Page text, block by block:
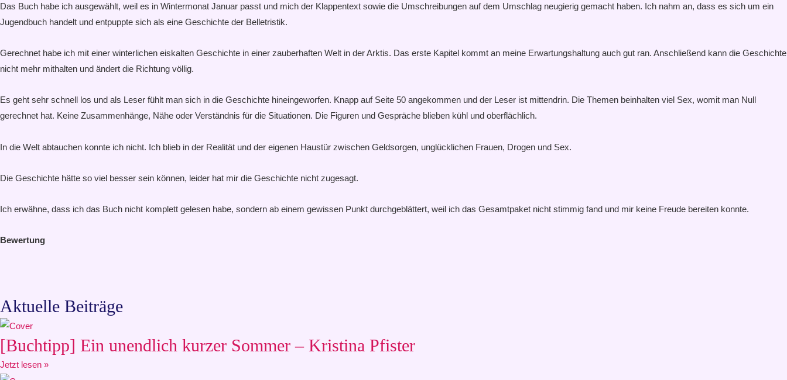
Das Buch habe ich ausgewählt, weil es in Wintermonat Januar passt und mich der Klappentext sowie die Umschreibungen auf dem Umschlag neugierig gemacht haben. Ich nahm an, dass es sich um ein
Jugendbuch handelt und entpuppte sich als eine Geschichte der Belletristik.
Gerechnet habe ich mit einer winterlichen eiskalten Geschichte in einer zauberhaften Welt in der Arktis. Das erste Kapitel kommt an meine Erwartungshaltung auch gut ran. Anschließend kann die Geschichte
nicht mehr mithalten und ändert die Richtung völlig.
Es geht sehr schnell los und als Leser fühlt man sich in die Geschichte hineingeworfen. Knapp auf Seite 50 angekommen und der Leser ist mittendrin. Die Themen beinhalten viel Sex, womit man Null
gerechnet hat. Keine Zusammenhänge, Nähe oder Verständnis für die Situationen. Die Figuren und Gespräche blieben kühl und oberflächlich.
In die Welt abtauchen konnte ich nicht. Ich blieb in der Realität und der eigenen Haustür zwischen Geldsorgen, unglücklichen Frauen, Drogen und Sex.
Die Geschichte hätte so viel besser sein können, leider hat mir die Geschichte nicht zugesagt.
Ich erwähne, dass ich das Buch nicht komplett gelesen habe, sondern ab einem gewissen Punkt durchgeblättert, weil ich das Gesamtpaket nicht stimmig fand und mir keine Freude bereiten konnte.
Bewertung
Aktuelle Beiträge
[Buchtipp] Ein unendlich kurzer Sommer – Kristina Pfister
Jetzt lesen »